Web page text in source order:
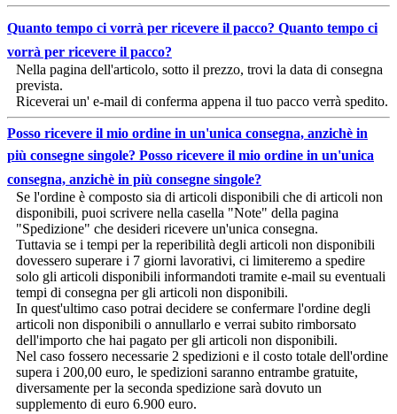
Quanto tempo ci vorrà per ricevere il pacco? Quanto tempo ci
vorrà per ricevere il pacco?
Nella pagina dell'articolo, sotto il prezzo, trovi la data di consegna
prevista.
Riceverai un' e-mail di conferma appena il tuo pacco verrà spedito.
Posso ricevere il mio ordine in un'unica consegna, anzichè in
più consegne singole? Posso ricevere il mio ordine in un'unica
consegna, anzichè in più consegne singole?
Se l'ordine è composto sia di articoli disponibili che di articoli non
disponibili, puoi scrivere nella casella "Note" della pagina
"Spedizione" che desideri ricevere un'unica consegna.
Tuttavia se i tempi per la reperibilità degli articoli non disponibili
dovessero superare i 7 giorni lavorativi, ci limiteremo a spedire
solo gli articoli disponibili informandoti tramite e-mail su eventuali
tempi di consegna per gli articoli non disponibili.
In quest'ultimo caso potrai decidere se confermare l'ordine degli
articoli non disponibili o annullarlo e verrai subito rimborsato
dell'importo che hai pagato per gli articoli non disponibili.
Nel caso fossero necessarie 2 spedizioni e il costo totale dell'ordine
supera i 200,00 euro, le spedizioni saranno entrambe gratuite,
diversamente per la seconda spedizione sarà dovuto un
supplemento di euro 6.900 euro.